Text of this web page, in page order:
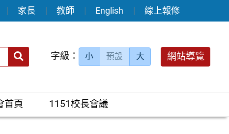
家長 教師 English 線上報修
送出 字級： 小 預設 大 網站導覽
首頁 1151校長會議